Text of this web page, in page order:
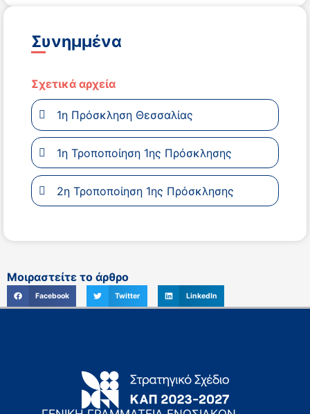
Συνημμένα
Σχετικά αρχεία
1η Πρόσκληση Θεσσαλίας
1η Τροποποίηση 1ης Πρόσκλησης
2η Τροποποίηση 1ης Πρόσκλησης
Μοιραστείτε το άρθρο
Facebook Twitter LinkedIn